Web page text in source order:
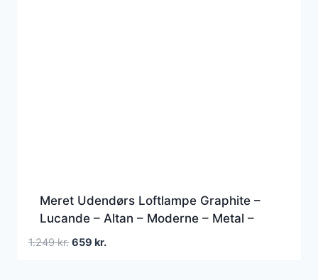
Meret Udendørs Loftlampe Graphite –
Lucande – Altan – Moderne – Metal –
Rund
1.249kr. Den
659 kr.Den